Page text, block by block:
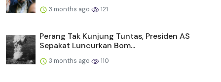
3 months ago 121
Perang Tak Kunjung Tuntas, Presiden AS
Sepakat Luncurkan Bom...
3 months ago 110